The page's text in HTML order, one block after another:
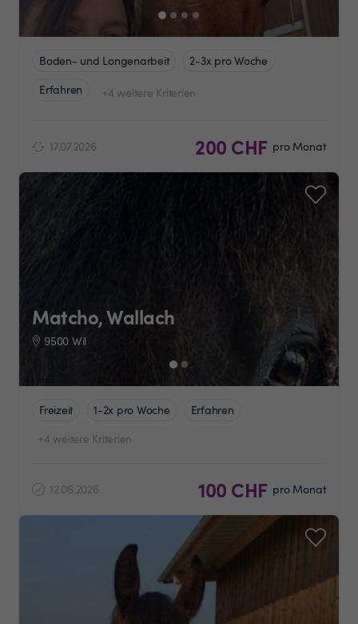
Boden- und Longenarbeit
2-3x pro Woche
Erfahren
+4 weitere Kriterien
17.07.2026 200 CHF pro Monat
Matcho, Wallach
9500 Wil
Freizeit 1-2x pro Woche
Erfahren
+4 weitere Kriterien
12.06.2026 100 CHF pro Monat